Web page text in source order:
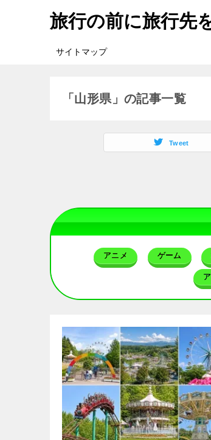
旅行の前に旅行先
サイトマップ
「山形県」の記事一覧
Tweet
アニメ ゲーム